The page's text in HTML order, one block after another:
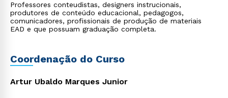
Professores conteudistas, designers instrucionais,
produtores de conteúdo educacional, pedagogos,
comunicadores, profissionais de produção de materiais
EAD e que possuam graduação completa.
Coordenação do Curso
Artur Ubaldo Marques Junior